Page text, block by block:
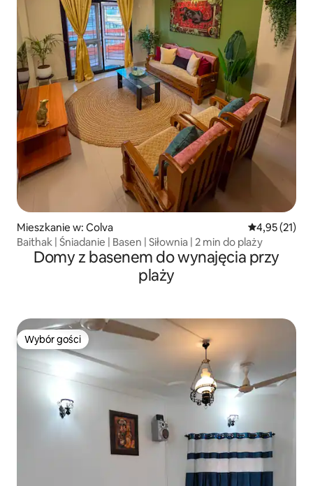
Mieszkanie w: Colva Średnia
4,95 (21)
Baithak | Śniadanie | Basen | Siłownia | 2 min do plaży
Domy z basenem do wynajęcia przy
plaży
Wybór gości
Wybór gości